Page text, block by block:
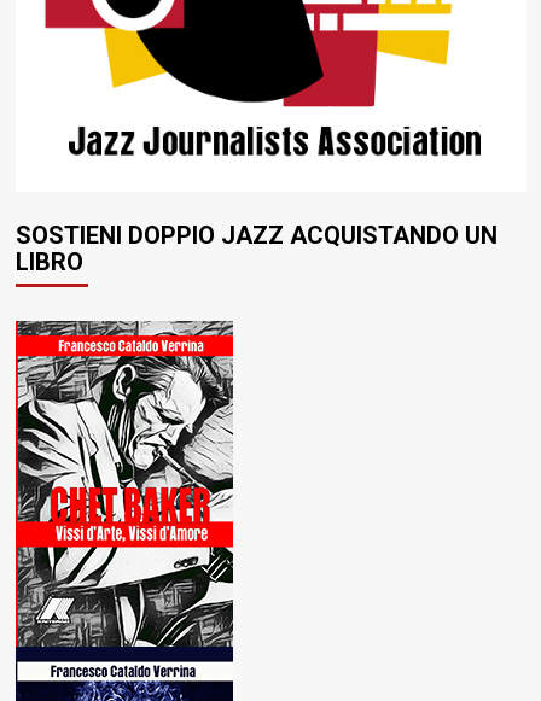
SOSTIENI DOPPIO JAZZ ACQUISTANDO UN
LIBRO